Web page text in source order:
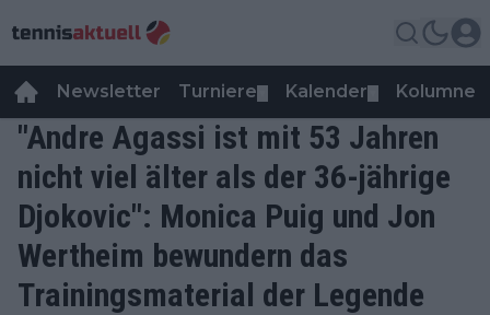
Newsletter Turniere Kalender Kolumnen
"Andre Agassi ist mit 53 Jahren
nicht viel älter als der 36-jährige
Djokovic": Monica Puig und Jon
Wertheim bewundern das
Trainingsmaterial der Legende